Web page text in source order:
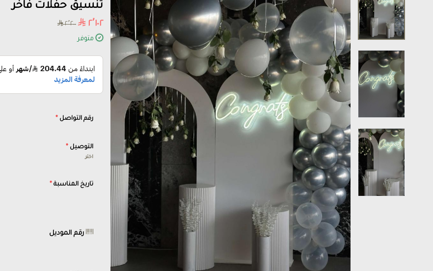
تنسيق حفلات فاخر
٢٬١٠٢
٢٬٢٠٠
متوفر
رقم التواصل *
التوصيل *
اختر
تاريخ المناسبة *
رقم الموديل